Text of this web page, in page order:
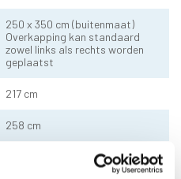
250 x 350 cm (buitenmaat)
Overkapping kan standaard
zowel links als rechts worden
geplaatst
217 cm
258 cm
10 x 10 cm - 1 stuks incl.